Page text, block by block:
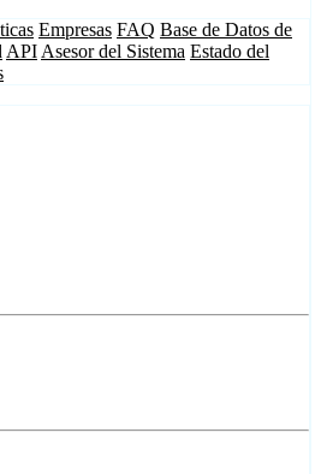
Empresas FAQ Base de Datos de
API Asesor del Sistema Estado del